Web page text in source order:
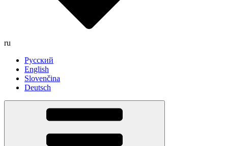
ru
Русский
English
Slovenčina
Deutsch